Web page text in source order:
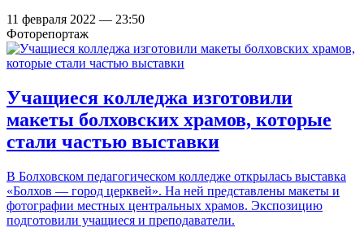
11 февраля 2022 — 23:50
Фоторепортаж
Учащиеся колледжа изготовили
макеты болховских храмов, которые
стали частью выставки
В Болховском педагогическом колледже открылась выставка
«Болхов — город церквей». На ней представлены макеты и
фотографии местных центральных храмов. Экспозицию
подготовили учащиеся и преподаватели.